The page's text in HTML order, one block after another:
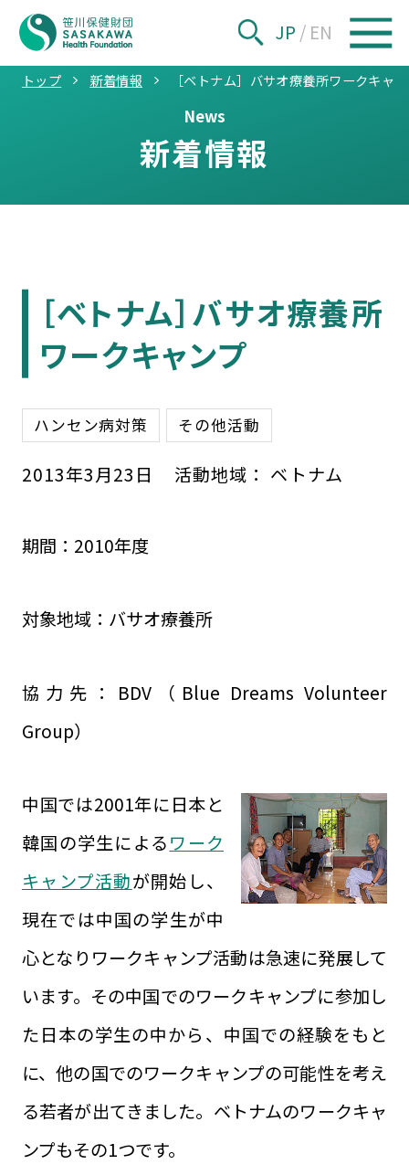
JP / EN
トップ 新着情報 ［ベトナム］バサオ療養所ワークキャ
News
新着情報
［ベトナム］バサオ療養所
ワークキャンプ
ハンセン病対策 その他活動
2013年3月23 日 活動地域： ベトナム
期間：2010年度
対象地域：バサオ療養所
協力先：BDV（Blue Dreams Volunteer
Group）
中国では2001年に日本と
韓国の学生によるワーク
キャンプ活動が開始し、
現在では中国の学生が中
心となりワークキャンプ活動は急速に発展して
います。その中国でのワークキャンプに参加し
た日本の学生の中から、中国での経験をもと
に、他の国でのワークキャンプの可能性を考え
る若者が出てきました。ベトナムのワークキャ
ンプもその1つです。